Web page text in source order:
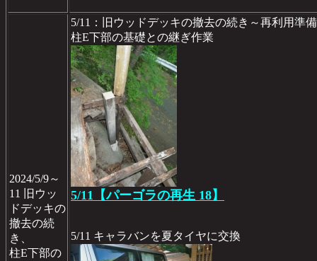
2024/5/9～
11 旧ウッ
ドデッキの
撤去の続
き、
柱E下部の
5/11：旧ウッドデッキの撤去の続き～再利用準
柱E下部の基礎との継ぎ作業
5/11【パーゴラの再生 18】
5/11 キャラバンを夏タイヤに交換